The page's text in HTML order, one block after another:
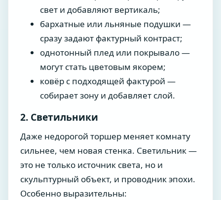
свет и добавляют вертикаль;
бархатные или льняные подушки —
сразу задают фактурный контраст;
однотонный плед или покрывало —
могут стать цветовым якорем;
ковёр с подходящей фактурой —
собирает зону и добавляет слой.
2. Светильники
Даже недорогой торшер меняет комнату
сильнее, чем новая стенка. Светильник —
это не только источник света, но и
скульптурный объект, и проводник эпохи.
Особенно выразительны: